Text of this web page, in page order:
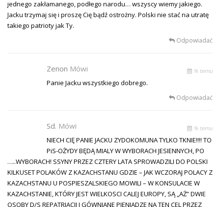
jednego zakłamanego, podłego narodu… wszyscy wiemy jakiego.
Jacku trzymaj się i proszę Cię bądź ostrożny. Polski nie stać na utratę
takiego patrioty jak Ty.
Odpowiadać
Zenon Mówi % temu
Panie Jacku wszystkiego dobrego.
Odpowiadać
Sd. Mówi % temu
NIECH CIĘ PANIE JACKU ZYDOKOMUNA TYLKO TKNIE!!!! TO
PiS-OŻYDY BĘDĄ MIALY W WYBORACH JESIENNYCH, PO
…..WYBORACH! SSYNY PRZEZ CZTERY LATA SPROWADZILI DO POLSKI
KILKUSET POLAKÓW Z KAZACHSTANU GDZIE – JAK WCZORAJ POLACY Z
KAZACHSTANU U POSPIESZALSKIEGO MOWILI – W KONSULACIE W
KAZACHSTANIE, KTÓRY JEST WIELKOSCI CALEJ EUROPY, SĄ „AŻ” DWIE
OSOBY D/S REPATRIACJI I GÓWNIANE PIENIADZE NA TEN CEL PRZEZ